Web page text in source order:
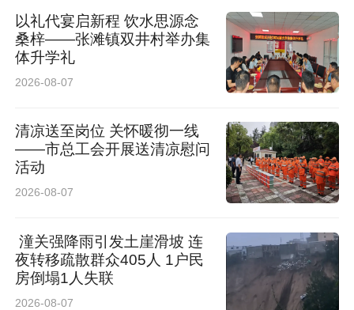
以礼代宴启新程 饮水思源念
桑梓——张滩镇双井村举办集
体升学礼
2026-08-07
清凉送至岗位 关怀暖彻一线
——市总工会开展送清凉慰问
活动
2026-08-07
潼关强降雨引发土崖滑坡 连
夜转移疏散群众405人 1户民
房倒塌1人失联
2026-08-07